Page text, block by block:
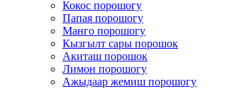
Кокос порошогу
Папая порошогу
Манго порошогу
Кызгылт сары порошок
Акиташ порошок
Лимон порошогу
Ажыдаар жемиш порошогу